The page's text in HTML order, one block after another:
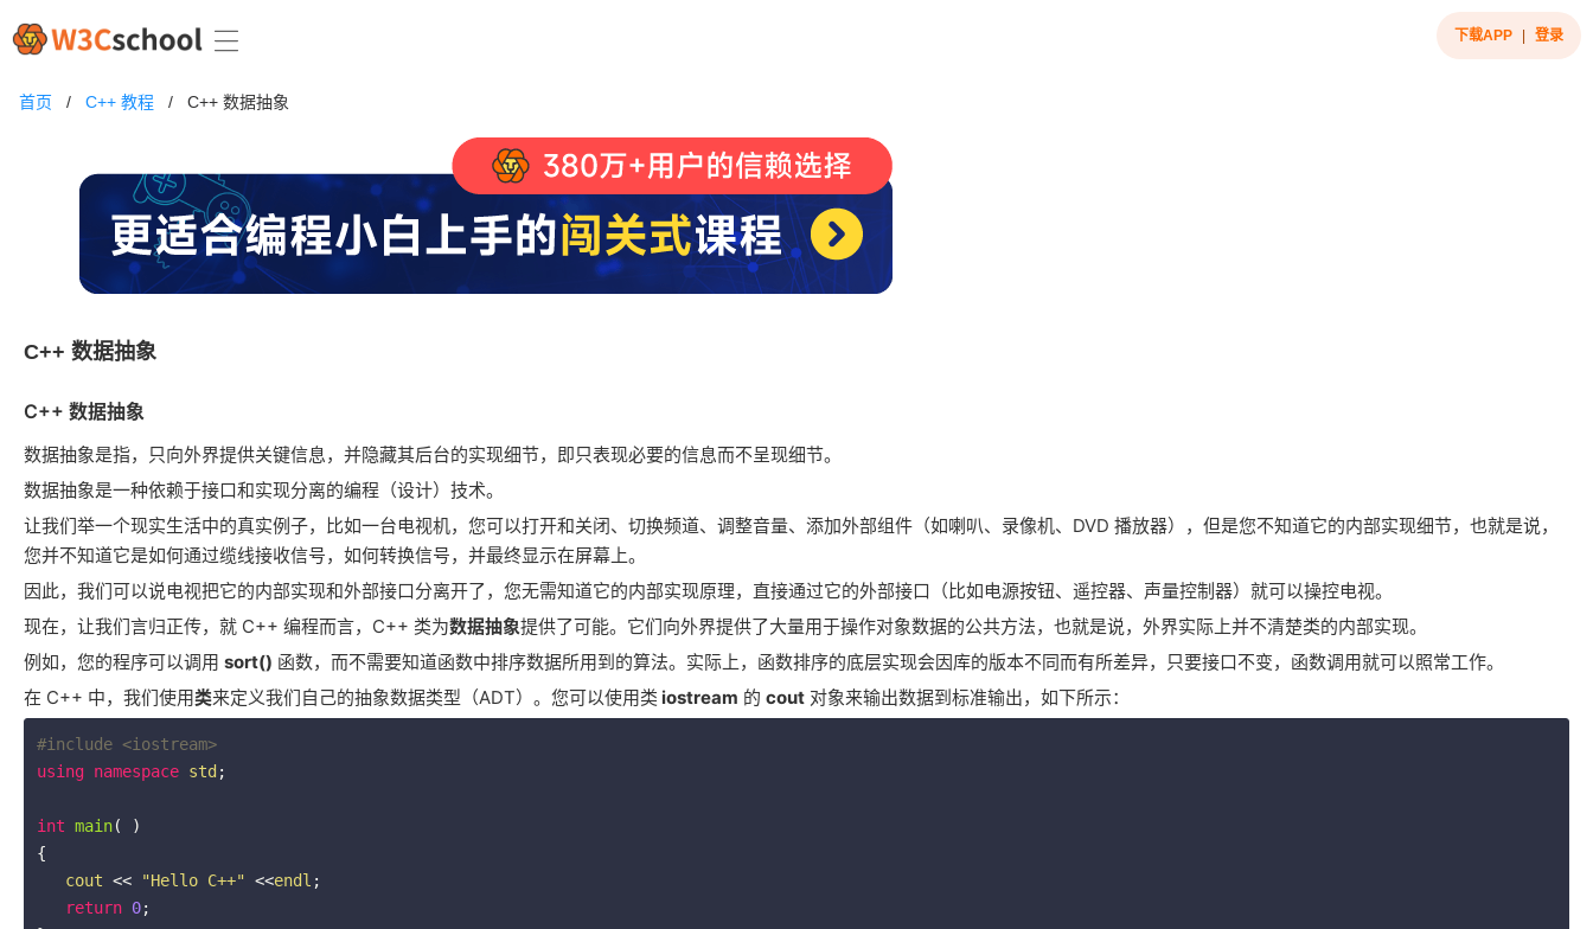
下载APP 登录
首页 / C++ 教程 / C++ 数据抽象
C++ 数据抽象
C++ 数据抽象
数据抽象是指，只向外界提供关键信息，并隐藏其后台的实现细节，即只表现必要的信息而不呈现细节。
数据抽象是一种依赖于接口和实现分离的编程（设计）技术。
让我们举一个现实生活中的真实例子，比如一台电视机，您可以打开和关闭、切换频道、调整音量、添加外部组件（如喇叭、录像机、DVD 播放器），但是您不知道它的内部实现细节，也就是说，
您并不知道它是如何通过缆线接收信号，如何转换信号，并最终显示在屏幕上。
因此，我们可以说电视把它的内部实现和外部接口分离开了，您无需知道它的内部实现原理，直接通过它的外部接口（比如电源按钮、遥控器、声量控制器）就可以操控电视。
现在，让我们言归正传，就 C++ 编程而言，C++ 类为数据抽象提供了可能。它们向外界提供了大量用于操作对象数据的公共方法，也就是说，外界实际上并不清楚类的内部实现。
例如，您的程序可以调用 sort() 函数，而不需要知道函数中排序数据所用到的算法。实际上，函数排序的底层实现会因库的版本不同而有所差异，只要接口不变，函数调用就可以照常工作。
在 C++ 中，我们使用类来定义我们自己的抽象数据类型（ADT）。您可以使用类 iostream 的 cout 对象来输出数据到标准输出，如下所示：
#include <iostream>
using namespace std ;
int main( )
{
cout << "Hello C++" <<endl ;
return 0;